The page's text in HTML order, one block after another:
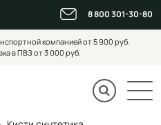
8 800 301-30-80
компанией от 5 900 руб.
в ПВЗ от 3 000 руб.